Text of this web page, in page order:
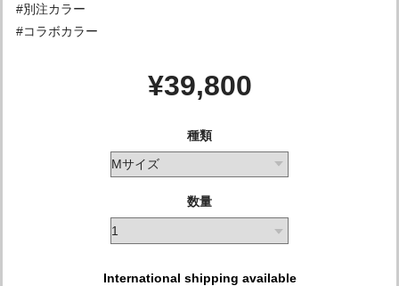
#別注カラー
#コラボカラー
¥39,800
種類
数量
International shipping available